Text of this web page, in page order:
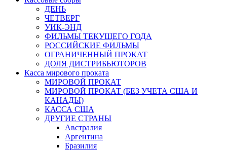
ДЕНЬ
ЧЕТВЕРГ
УИК-ЭНД
ФИЛЬМЫ ТЕКУЩЕГО ГОДА
РОССИЙСКИЕ ФИЛЬМЫ
ОГРАНИЧЕННЫЙ ПРОКАТ
ДОЛЯ ДИСТРИБЬЮТОРОВ
Касса мирового проката
МИРОВОЙ ПРОКАТ
МИРОВОЙ ПРОКАТ (БЕЗ УЧЕТА США И
КАНАДЫ)
КАССА США
ДРУГИЕ СТРАНЫ
Австралия
Аргентина
Бразилия